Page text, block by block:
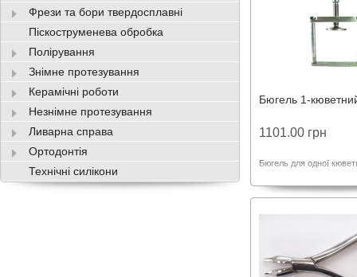
Бюгель 1-
1101.00 грн
Бюгель для одної
Фрези та бори твердосплавні
Піскоструменева обробка
Полірування
Знімне протезування
Керамічні роботи
Незнімне протезування
Ливарна справа
Ортодонтія
Технічні силікони